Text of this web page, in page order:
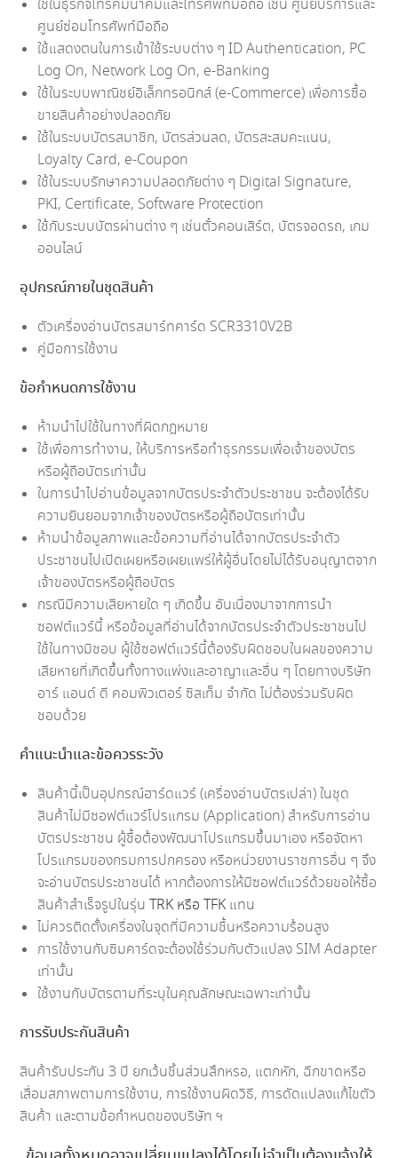
ใช้ในธุรกิจโทรคมนาคมและโทรศัพท์มือถือ เช่น ศูนย์บริการและ
ศูนย์ซ่อมโทรศัพท์มือถือ
ใช้แสดงตนในการเข้าใช้ระบบต่าง ๆ ID Authentication, PC
Log On, Network Log On, e-Banking
ใช้ในระบบพาณิชย์อิเล็กทรอนิกส์ (e-Commerce) เพื่อการซื้อ
ขายสินค้าอย่างปลอดภัย
ใช้ในระบบบัตรสมาชิก, บัตรส่วนลด, บัตรสะสมคะแนน,
Loyalty Card, e-Coupon
ใช้ในระบบรักษาความปลอดภัยต่าง ๆ Digital Signature,
PKI, Certificate, Software Protection
ใช้กับระบบบัตรผ่านต่าง ๆ เช่นตั๋วคอนเสิร์ต, บัตรจอดรถ, เกม
ออนไลน์
อุปกรณ์ภายในชุดสินค้า
ตัวเครื่องอ่านบัตรสมาร์ทคาร์ด SCR3310V2B
คู่มือการใช้งาน
ข้อกำหนดการใช้งาน
ห้ามนำไปใช้ในทางที่ผิดกฎหมาย
ใช้เพื่อการทำงาน, ให้บริการหรือทำธุรกรรมเพื่อเจ้าของบัตร
หรือผู้ถือบัตรเท่านั้น
ในการนำไปอ่านข้อมูลจากบัตรประจำตัวประชาชน จะต้องได้รับ
ความยินยอมจากเจ้าของบัตรหรือผู้ถือบัตรเท่านั้น
ห้ามนำข้อมูลภาพและข้อความที่อ่านได้จากบัตรประจำตัว
ประชาชนไปเปิดเผยหรือเผยแพร่ให้ผู้อื่นโดยไม่ได้รับอนุญาตจาก
เจ้าของบัตรหรือผู้ถือบัตร
กรณีมีความเสียหายใด ๆ เกิดขึ้น อันเนื่องมาจากการนำ
ซอฟต์แวร์นี้ หรือข้อมูลที่อ่านได้จากบัตรประจำตัวประชาชนไป
ใช้ในทางมิชอบ ผู้ใช้ซอฟต์แวร์นี้ต้องรับผิดชอบในผลของความ
เสียหายที่เกิดขึ้นทั้งทางแพ่งและอาญาและอื่น ๆ โดยทางบริษัท
อาร์ แอนด์ ดี คอมพิวเตอร์ ซิสเท็ม จำกัด ไม่ต้องร่วมรับผิด
ชอบด้วย
คำแนะนำและข้อควรระวัง
สินค้านี้เป็นอุปกรณ์ฮาร์ดแวร์ (เครื่องอ่านบัตรเปล่า) ในชุด
สินค้าไม่มีซอฟต์แวร์โปรแกรม (Application) สำหรับการอ่าน
บัตรประชาชน ผู้ชื้อต้องพัฒนาโปรแกรมขึ้นมาเอง หรือจัดหา
โปรแกรมของกรมการปกครอง หรือหน่วยงานราชการอื่น ๆ จึง
จะอ่านบัตรประชาชนได้ หากต้องการให้มีซอฟต์แวร์ด้วยขอให้ซื้อ
สินค้าสำเร็จรูปในรุ่นTRK หรือ TFKแทน
ไม่ควรติดตั้งเครื่องในจุดที่มีความชื้นหรือความร้อนสูง
การใช้งานกับซิมคาร์ดจะต้องใช้ร่วมกับตัวแปลง SIM Adapter
เท่านั้น
ใช้งานกับบัตรตามที่ระบุในคุณลักษณะเฉพาะเท่านั้น
การรับประกันสินค้า
สินค้ารับประกัน 3 ปี ยกเว้นชิ้นส่วนสึกหรอ, แตกหัก, ฉีกขาดหรือ
เสื่อมสภาพตามการใช้งาน, การใช้งานผิดวิธี, การดัดแปลงแก้ไขตัว
สินค้า และตามข้อกำหนดของบริษัท ฯ